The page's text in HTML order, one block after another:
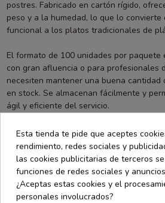
postres. Fabricado en cartón rígido,
peso y a la humedad, lo que lo
funcional a los platos tradicionales de
El formato de 100 unidades por
con gran afluencia o para profesionales
necesiten mantener una buena cantidad
en stock. Se almacenan fácilmente y
ágil y eficiente del servicio.
Este plato es biodegradable, por lo que
impacto ambiental en comparación con
compatible con menaje compostable y
propuestas de servicio informal, mesas
aire libre.
Esta tienda te pide que aceptes
rendimiento, redes sociales y
las cookies publicitarias de terceros
funciones de redes sociales y
¿Aceptas estas cookies y el
personales involucrados?